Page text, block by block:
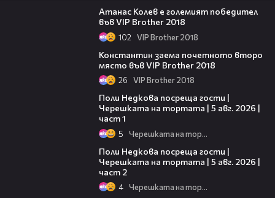
Атанас Колев е големият победител
във VIP Brother 2018
102 VIP Brother 2018
Константин заема почетното второ
място във VIP Brother 2018
26 VIP Brother 2018
Поли Недкова посреща гости |
Черешката на тортата | 5 авг. 2026 |
част 1
5 Черешката на тортата
Поли Недкова посреща гости |
Черешката на тортата | 5 авг. 2026 |
част 2
4 Черешката на тортата